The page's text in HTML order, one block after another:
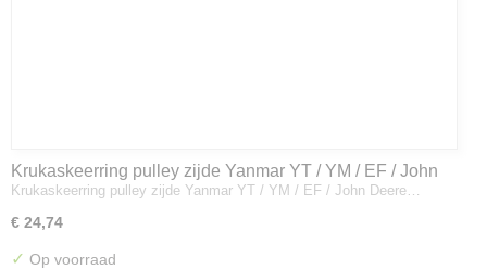
Krukaskeerring pulley zijde Yanmar YT / YM / EF / John
Deere - 119934-01800
Krukaskeerring pulley zijde Yanmar YT / YM / EF / John Deere…
€ 24,74
✓ Op voorraad